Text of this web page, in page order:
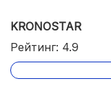
KRONOSTAR
Рейтинг: 4.9